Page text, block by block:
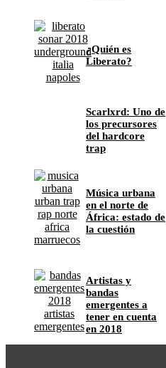
¿Quién es
Liberato?
Scarlxrd: Uno de
los precursores
del hardcore
trap
Música urbana
en el norte de
África: estado de
la cuestión
Artistas y
bandas
emergentes a
tener en cuenta
en 2018